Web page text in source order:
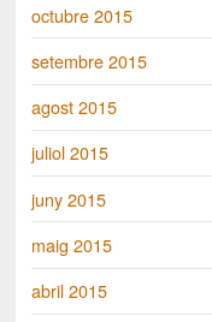
octubre 2015
setembre 2015
agost 2015
juliol 2015
juny 2015
maig 2015
abril 2015